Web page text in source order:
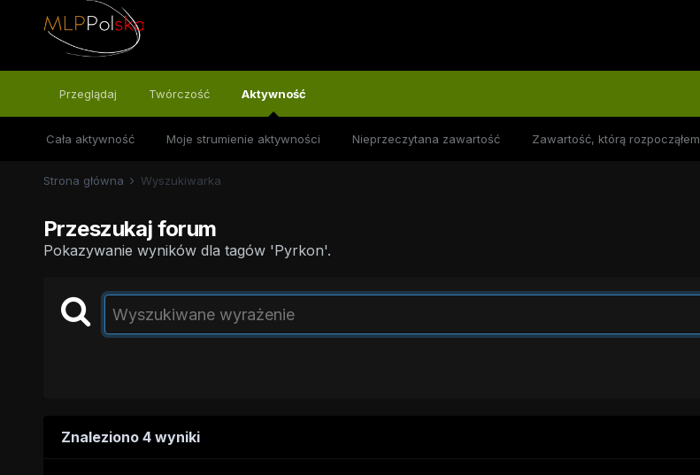
Przeglądaj Twórczość Aktywność
Cała aktywność Moje strumienie aktywności Nieprzeczytana zawartość Zawartość, którą rozpocząłem
Strona główna Wyszukiwarka
Przeszukaj forum
Pokazywanie wyników dla tagów 'Pyrkon'.
Znaleziono 4 wyniki